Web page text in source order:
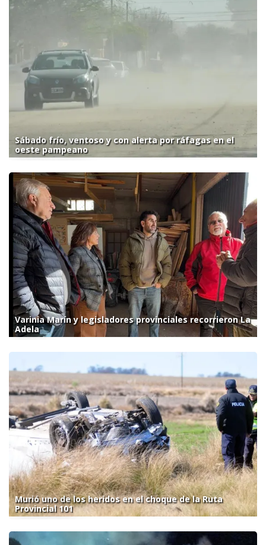
Sábado frío, ventoso y con alerta por ráfagas en el
oeste pampeano
Varinia Marín y legisladores provinciales recorrieron La
Adela
Murió uno de los heridos en el choque de la Ruta
Provincial 101